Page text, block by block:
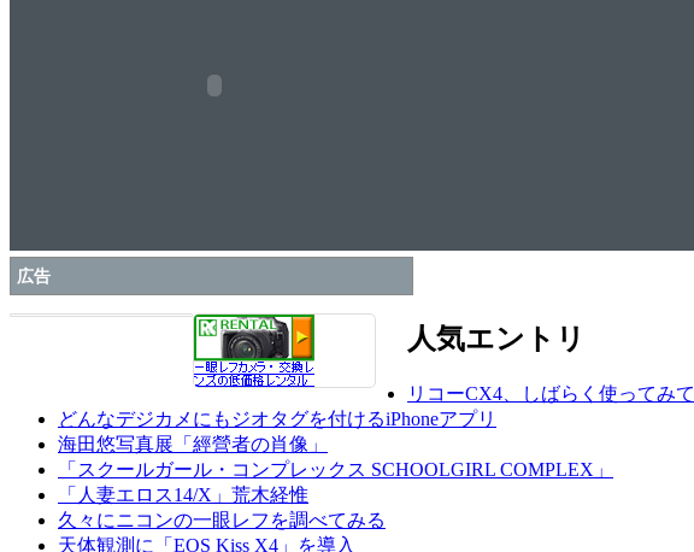
広告
人気エントリ
リコーCX4、しばらく使ってみて
どんなデジカメにもジオタグを付けるiPhoneアプリ
海田悠写真展「經營者の肖像」
「スクールガール・コンプレックス SCHOOLGIRL COMPLEX」
「人妻エロス14/X」荒木経惟
久々にニコンの一眼レフを調べてみる
天体観測に「EOS Kiss X4」を導入